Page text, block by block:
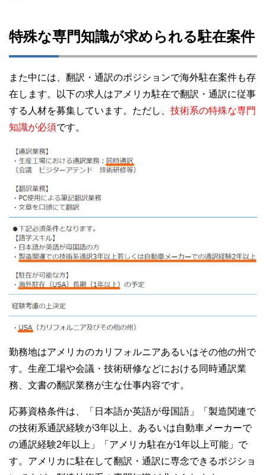
特殊な専門知識が求められる駐在案件
また中には、翻訳・通訳のポジションで海外駐在案件も存
在します。以下の求人はアメリカ駐在で翻訳・通訳に従事
する人材を募集しています。ただし、 技術系の特殊な専門
知識が必須です。
勤務地はアメリカのカリフォルニアあるいはその他の州で
す。生産工場や会議・技術研修などにおける同時通訳業
務、文書の翻訳業務が主な仕事内容です。
応募資格条件は、「日本語か英語が母国語」「製造関連で
の技術系通訳経験が3年以上、あるいは自動車メーカーで
の通訳経験2年以上」「アメリカ駐在が1年以上可能」で
す。アメリカに駐在して翻訳・通訳に専念できるポジショ